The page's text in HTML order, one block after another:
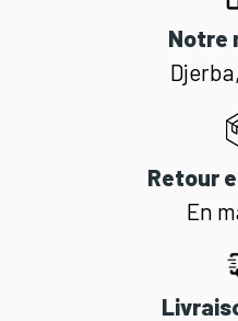
Notre
Retour
En